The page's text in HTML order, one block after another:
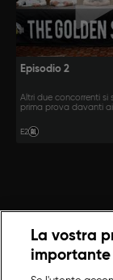
Episodio 2
Altri due concorrenti si
prima prova davanti
grande griglia della
E2
La vostra
importante